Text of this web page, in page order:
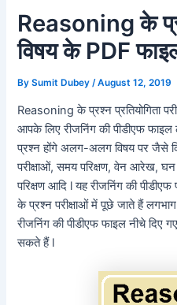
Reasoning के
विषय के PDF
BySumit Dubey/August 12, 2019
Reasoning के प्रश्न प्रतियोगिता
आपके लिए रीजनिंग की पीडीएफ
प्रश्न होंगे अलग-अलग विषय पर जैसे
परीक्षाओं, समय परिक्षण, वेन आरेख,
परिक्षण आदि l यह रीजनिंग की
के प्रश्न परीक्षाओं में पूछे जाते हैं
रीजनिंग की पीडीएफ फाइल नीचे
सकते हैं l